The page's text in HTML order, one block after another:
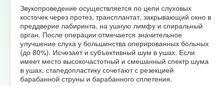
Звукопроведение осуществляется по цепи слуховых
косточек через протез, трансплантат, закрывающий окно в
преддверие лабиринта, на ушную лимфу и спиральный
орган. После операции отмечается значительное
улучшение слуха у большинства оперированных больных
(до 80%). Исчезает и субъективный шум в ушах. Если
имеет место высокочастотный и смешанный спектр шума
в ушах, стапедопластику сочетают с резекцией
барабанной струны и барабанного сплетения.